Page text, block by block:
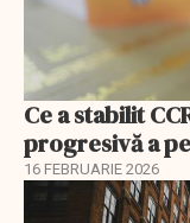
Ce a stabilit
progresivă a
16 FEBRUARIE 2026